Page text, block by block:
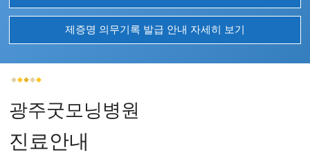
제증명 의무기록 발급 안내 자세히 보기
광주굿모닝병원
진료안내